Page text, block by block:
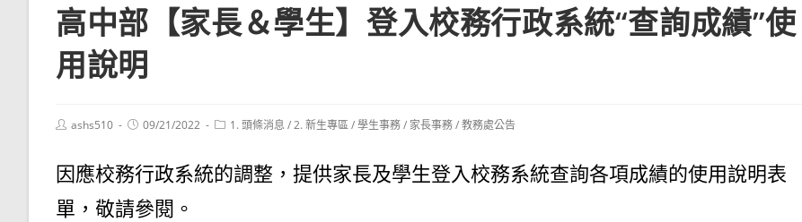
高中部【家長＆學生】登入校務行政系統“查詢成績”使
用說明
Postashs510
Post09/21/2022
Post1. 頭條消息 /2. 新生專區/學生事務/ 家長事務/教務處公告
因應校務行政系統的調整，提供家長及學生登入校務系統查詢各項成績的使用說明表
單，敬請參閱。